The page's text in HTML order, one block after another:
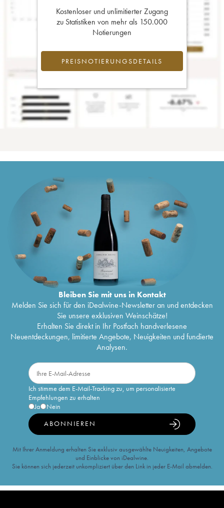
Kostenloser und unlimitierter Zugang
zu Statistiken von mehr als 150.000
Notierungen
PREISNOTIERUNGSDETAILS
Bleiben Sie mit uns in Kontakt
Melden Sie sich für den iDealwine-Newsletter an und entdecken
Sie unsere exklusiven Weinschätze!
Erhalten Sie direkt in Ihr Postfach handverlesene
Neuentdeckungen, limitierte Angebote, Neuigkeiten und fundierte
Analysen.
Ich stimme dem E-Mail-Tracking zu, um personalisierte
Empfehlungen zu erhalten
Ja
Nein
ABONNIEREN
Mit Ihrer Anmeldung erhalten Sie exklusiv ausgewählte Neuigkeiten, Angebote
und Einblicke von iDealwine.
Sie können sich jederzeit unkompliziert über den Link in jeder E-Mail abmelden.